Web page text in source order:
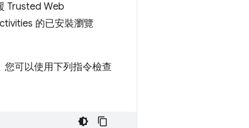
Trusted Web
的已安裝瀏覽
可以使用下列指令檢查